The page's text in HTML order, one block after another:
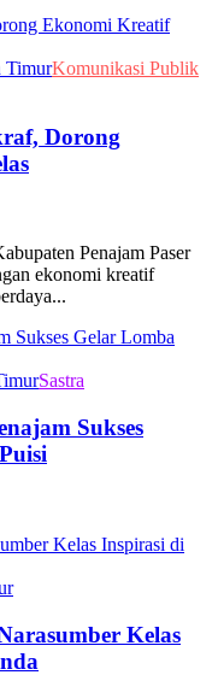
TimurKomunikasi Publik
Dorong
Penajam Paser
ekonomi kreatif
Sastra
Sukses
Kelas